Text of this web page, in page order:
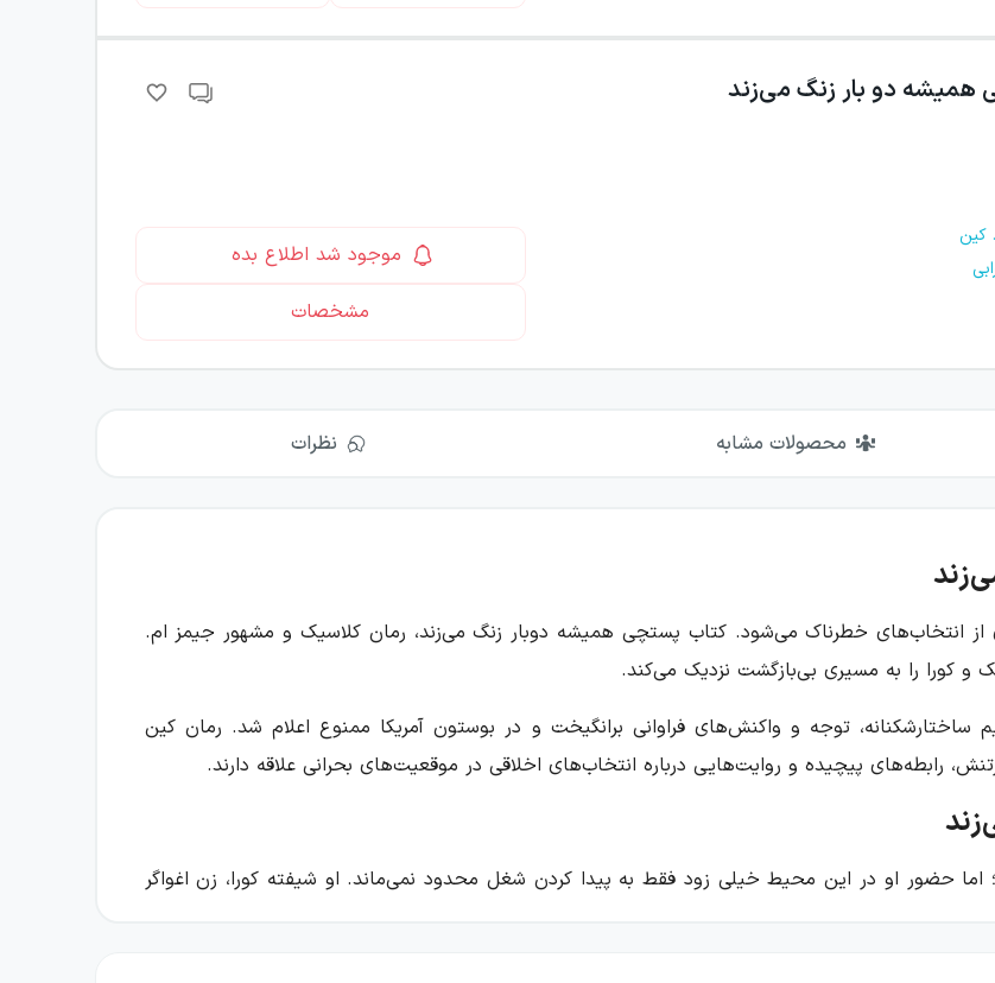
همیشه دو بار زنگ می‌زند
کین
موجود شد اطلاع بده
مشخصات
محصولات مشابه نظرات
از انتخاب‌های خطرناک می‌شود. کتاب پستچی همیشه دوبار زنگ می‌زند، رمان کلاسیک و مشهور جیمز ام.
کورا را به مسیری بی‌بازگشت نزدیک می‌کند.
ساختارشکنانه، توجه و واکنش‌های فراوانی برانگیخت و در بوستون آمریکا ممنوع اعلام شد. رمان کین
رابطه‌های پیچیده و روایت‌هایی درباره انتخاب‌های اخلاقی در موقعیت‌های بحرانی علاقه دارند.
اما حضور او در این محیط خیلی زود فقط به پیدا کردن شغل محدود نمی‌ماند. او شیفته کورا، زن اغواگر